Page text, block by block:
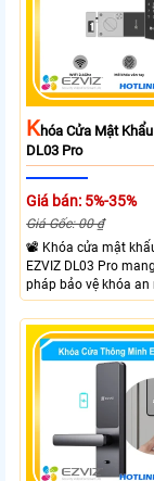
KHóa Cửa Mật
DL03 Pro
Giá bán: 5%-35%
Giá Gốc: 00 ₫
📽 Khóa cửa mật
EZVIZ DL03 Pro
pháp bảo vệ khóa an
dụng và linh hoạt với
thưc mở khóa cùng
gàng và chắc chắn.
Pro hỗ trợ mở khóa
dụng phù hợp cho
phòng giúp kiểm